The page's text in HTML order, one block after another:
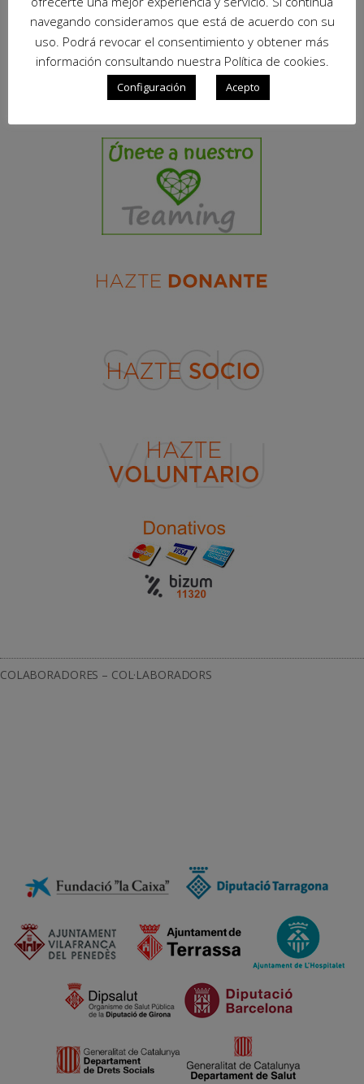
COLABORADORES – COL·LABORADORS
navegando consideramos que está de acuerdo con su
uso. Podrá revocar el consentimiento y obtener más
información consultando nuestra Política de cookies.
Configuración Acepto